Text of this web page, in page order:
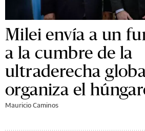
Milei envía a un
a la cumbre de la
ultraderecha
organiza el
Mauricio Caminos